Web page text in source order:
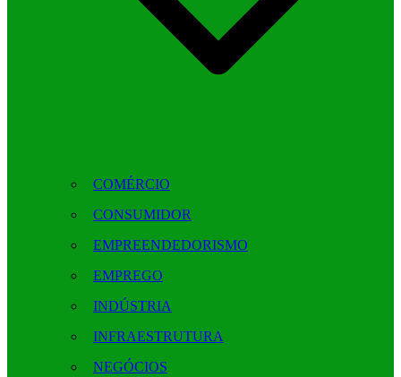
COMÉRCIO
CONSUMIDOR
EMPREENDEDORISMO
EMPREGO
INDÚSTRIA
INFRAESTRUTURA
NEGÓCIOS